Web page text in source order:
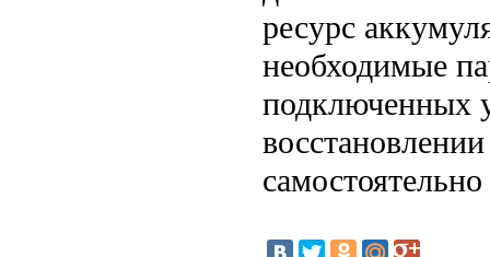
ресурс
необходимые
подключенных